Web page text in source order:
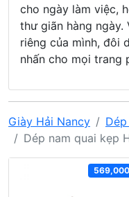
cho ngày làm việc,
thư giãn hàng
riêng của mình, đôi
nhấn cho mọi trang
Giày Hải Nancy
Dép nam quai kẹp